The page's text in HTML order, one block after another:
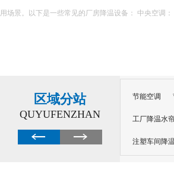
米以下，可选择单台小型蒸发冷空调。若车间面积较
区域分站
QUYUFENZHAN
节能空调
工厂降温水
注塑车间降温